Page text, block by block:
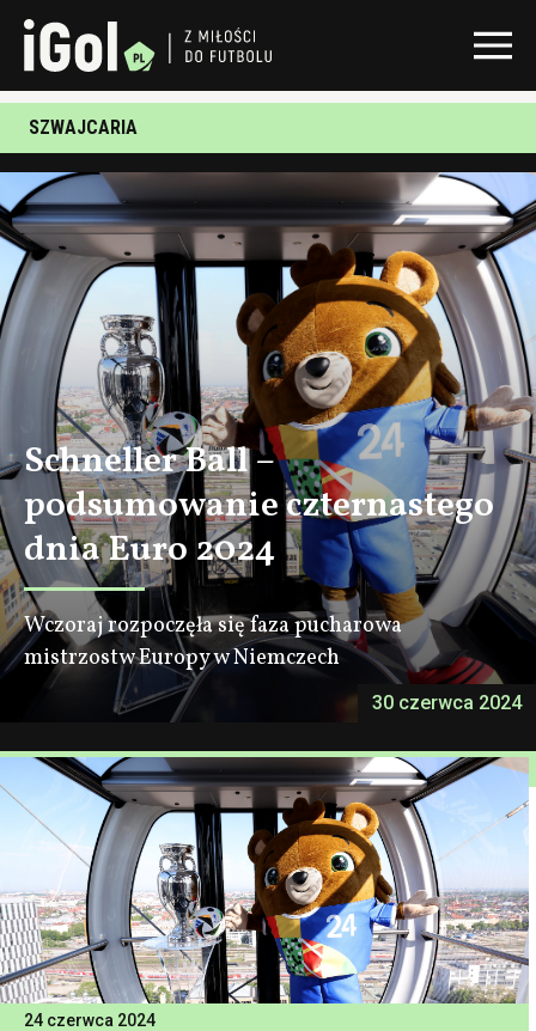
SZWAJCARIA
30 czerwca 2024
Schneller Ball –
podsumowanie czternastego
dnia Euro 2024
Wczoraj rozpoczęła się faza pucharowa
mistrzostw Europy w Niemczech
24 czerwca 2024